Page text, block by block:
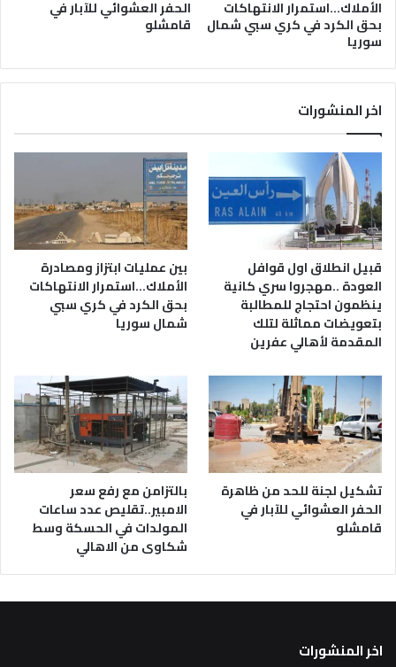
الأملاك…استمرار الانتهاكات
بحق الكرد في كري سبي شمال
سوريا
الحفر العشوائي للآبار في
قامشلو
اخر المنشورات
قبيل انطلاق اول قوافل
العودة ..مهجروا سري كانية
ينظمون احتجاج للمطالبة
بتعويضات مماثلة لتلك
المقدمة لأهالي عفرين
بين عمليات ابتزاز ومصادرة
الأملاك…استمرار الانتهاكات
بحق الكرد في كري سبي
شمال سوريا
تشكيل لجنة للحد من ظاهرة
الحفر العشوائي للآبار في
قامشلو
بالتزامن مع رفع سعر
الامبير..تقليص عدد ساعات
المولدات في الحسكة وسط
شكاوى من الاهالي
اخر المنشورات